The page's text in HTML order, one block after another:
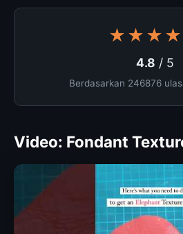
4.8 / 5
Berdasarkan 246876
Video: Fondant